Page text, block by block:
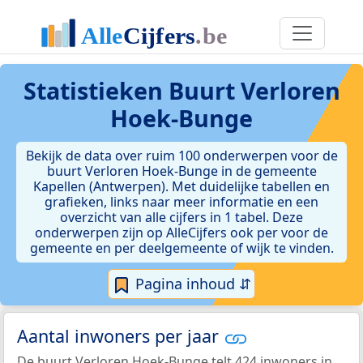
Statistieken Buurt Verloren
Hoek-Bunge
Bekijk de data over ruim 100 onderwerpen voor de
buurt Verloren Hoek-Bunge in de gemeente
Kapellen (Antwerpen). Met duidelijke tabellen en
grafieken, links naar meer informatie en een
overzicht van alle cijfers in 1 tabel. Deze
onderwerpen zijn op AlleCijfers ook per voor de
gemeente en per deelgemeente of wijk te vinden.
Pagina inhoud ⇵
Aantal inwoners per jaar